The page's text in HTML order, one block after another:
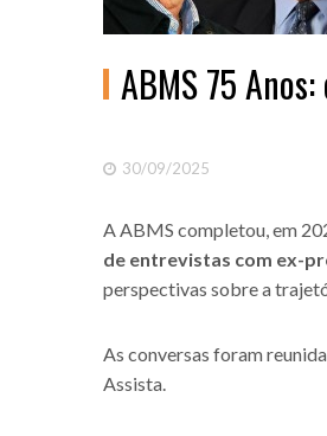
ABMS 75
30/09/2025
A ABMS completou, em
de entrevistas com ex-
perspectivas sobre a
As conversas foram
Assista.